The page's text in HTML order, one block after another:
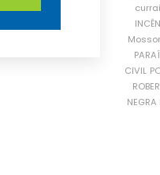
CIVIL
NEGRA